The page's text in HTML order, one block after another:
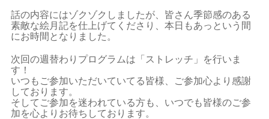
話の内容にはゾクゾクしましたが、皆さん季節感のある
素敵な絵月記を仕上げてくださり、本日もあっという間
にお時間となりました。
次回の週替わりプログラムは「ストレッチ」を行いま
す！
いつもご参加いただいていてる皆様、ご参加心より感謝
しております。
そしてご参加を迷われている方も、いつでも皆様のご参
加を心よりお待ちしております。